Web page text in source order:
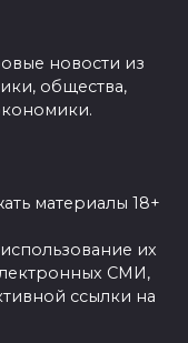
новости из
общества,
материалы 18+
их
СМИ,
ссылки на